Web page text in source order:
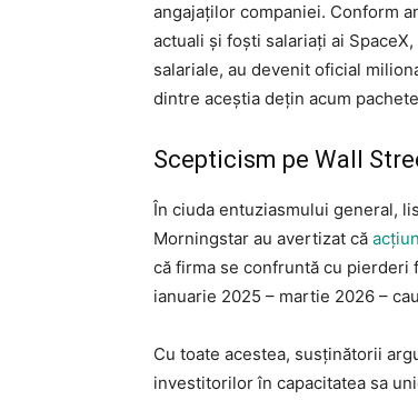
angajaților companiei. Conform
actuali și foști salariați ai
salariale, au devenit oficial
dintre aceștia dețin acum
Scepticism pe Wall
În ciuda entuziasmului general,
Morningstar au avertizat că
că firma se confruntă cu pierderi
ianuarie 2025 – martie 2026 –
Cu toate acestea, susținătorii
investitorilor în capacitatea sa